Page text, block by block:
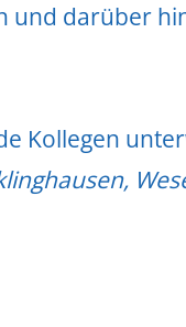
und darüber
Kollegen